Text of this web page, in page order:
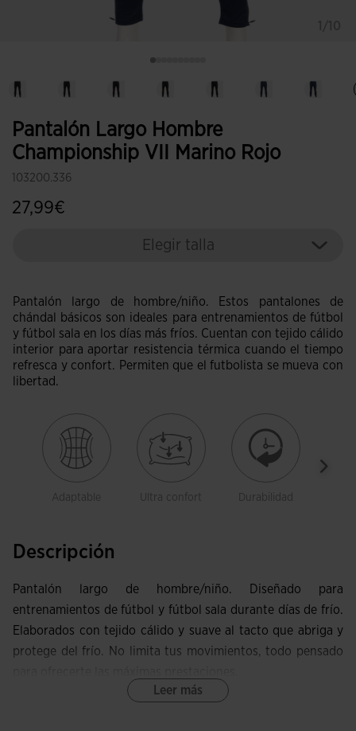
Pantalón Largo Hombre
Championship VII Marino Rojo
103200.336
27,99€
Elegir talla
Pantalón largo de hombre/niño. Estos pantalones de
chándal básicos son ideales para entrenamientos de fútbol
y fútbol sala en los días más fríos. Cuentan con tejido cálido
interior para aportar resistencia térmica cuando el tiempo
refresca y confort. Permiten que el futbolista se mueva con
libertad.
Adaptable Ultra confort Durabilidad
Descripción
Pantalón largo de hombre/niño. Diseñado para
entrenamientos de fútbol y fútbol sala durante días de frío.
Elaborados con tejido cálido y suave al tacto que abriga y
protege del frío. No limita tus movimientos, todo pensado
Leer más